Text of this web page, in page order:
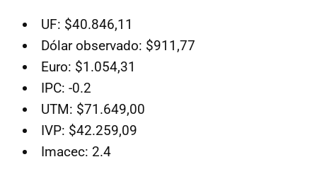
UF: $40.846,11
Dólar observado: $911,77
Euro: $1.054,31
IPC: -0.2
UTM: $71.649,00
IVP: $42.259,09
Imacec: 2.4